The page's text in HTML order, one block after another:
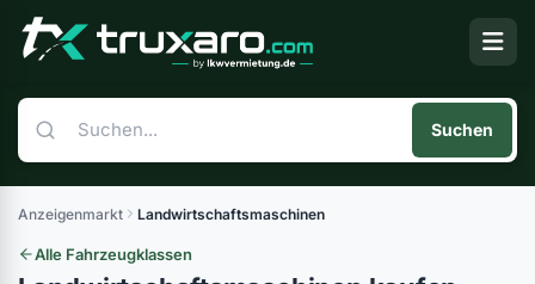
Suchen
Anzeigenmarkt Landwirtschaftsmaschinen
Alle Fahrzeugklassen